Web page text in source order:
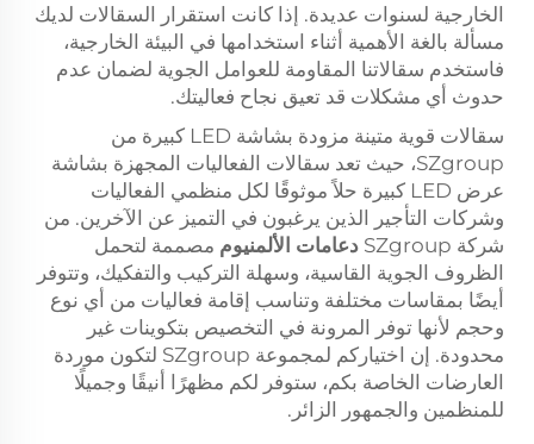
الخارجية لسنوات عديدة. إذا كانت استقرار السقالات لديك
مسألة بالغة الأهمية أثناء استخدامها في البيئة الخارجية،
فاستخدم سقالاتنا المقاومة للعوامل الجوية لضمان عدم
حدوث أي مشكلات قد تعيق نجاح فعاليتك.
سقالات قوية متينة مزودة بشاشة LED كبيرة من
SZgroup، حيث تعد سقالات الفعاليات المجهزة بشاشة
عرض LED كبيرة حلاً موثوقًا لكل منظمي الفعاليات
وشركات التأجير الذين يرغبون في التميز عن الآخرين. من
شركة SZgroup
دعامات الألمنيوم مصممة لتحمل
الظروف الجوية القاسية، وسهلة التركيب والتفكيك، وتتوفر
أيضًا بمقاسات مختلفة وتناسب إقامة فعاليات من أي نوع
وحجم لأنها توفر المرونة في التخصيص بتكوينات غير
محدودة. إن اختياركم لمجموعة SZgroup لتكون موردة
العارضات الخاصة بكم، ستوفر لكم مظهرًا أنيقًا وجميلًا
للمنظمين والجمهور الزائر.